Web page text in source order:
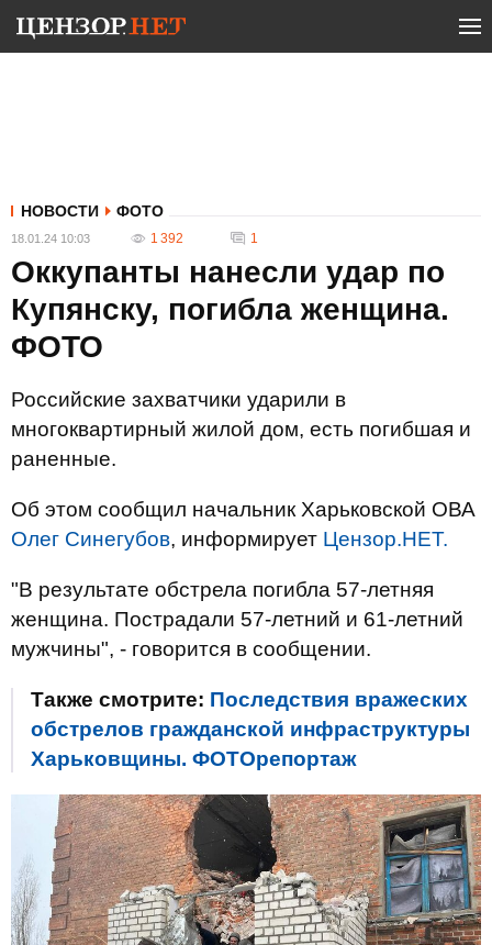
НОВОСТИ ФОТО
18.01.24 10:03 1 392 1
Оккупанты нанесли удар по
Купянску, погибла женщина.
ФОТО
Российские захватчики ударили в
многоквартирный жилой дом, есть погибшая и
раненные.
Об этом сообщил начальник Харьковской ОВА
Олег Синегубов, информирует Цензор.НЕТ.
"В результате обстрела погибла 57-летняя
женщина. Пострадали 57-летний и 61-летний
мужчины", - говорится в сообщении.
Также смотрите: Последствия вражеских
обстрелов гражданской инфраструктуры
Харьковщины. ФОТОрепортаж